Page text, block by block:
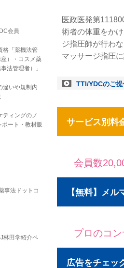
医政医発第
術者の体重をか
ジ指圧師が行わ
マッサージ指圧に
TTI/YDCのご
サービス別料
会員数
【無料】メ
プロのコ
広告をチェッ